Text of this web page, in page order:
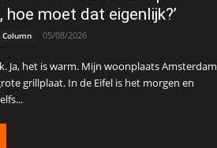
hoe moet dat eigenlijk?’
Column 05/08/2026
Ja, het is warm. Mijn woonplaats Amsterdam
grillplaat. In de Eifel is het morgen en